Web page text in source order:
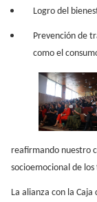
Logro del
Prevención de
como el
reafirmando nuestro
socioemocional de
La alianza con la